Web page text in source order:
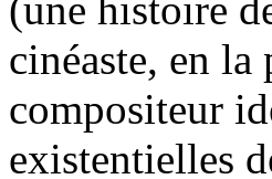
cinéaste, en la
compositeur
existentielles